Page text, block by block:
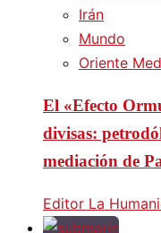
Irán
Mundo
Oriente
El «Efecto
divisas:
mediación de
Editor La